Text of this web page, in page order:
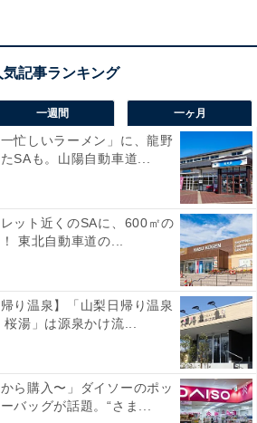
一週間 一ヶ月
忙しいラーメン」に、龍野
SAも。山陽自動車道...
レット近くのSAに、600㎡の
東北自動車道の...
り温泉】「山梨日帰り温泉
湯」は源泉かけ流...
ら購入〜」ダイソーのポッ
バッグが話題。“さま...